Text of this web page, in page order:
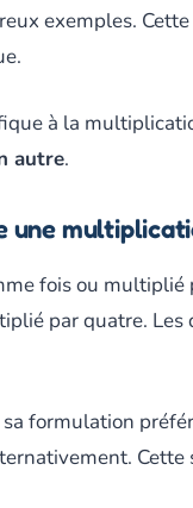
exemples.
à la
autre.
une
fois ou multiplié
par quatre. Les
formulation
Cette